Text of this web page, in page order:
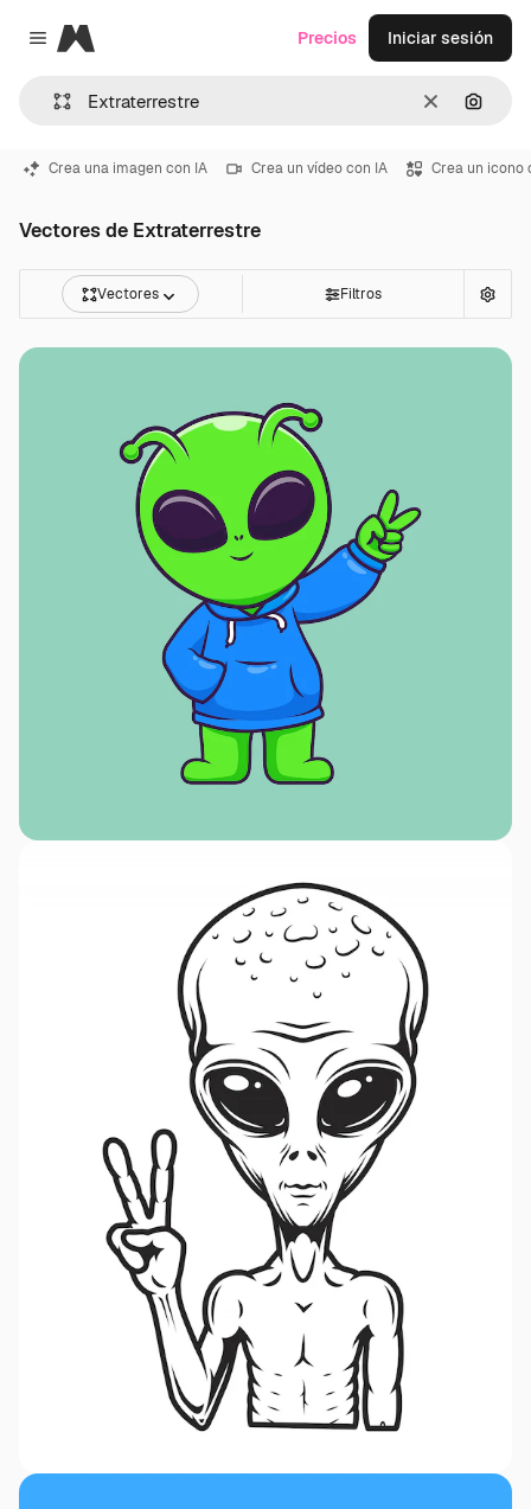
Close menu
Magnific
Borrar
Precios Iniciar sesión
Crea una imagen con IA Crea un vídeo con IA Crea un icono
Vectores de Extraterrestre
Vectores Filtros